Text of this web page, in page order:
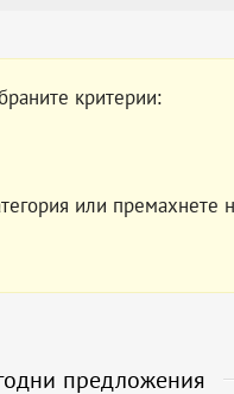
критерии:
или премахнете
предложения